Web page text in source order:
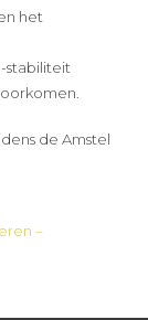
het
stabiliteit
de Amstel
–